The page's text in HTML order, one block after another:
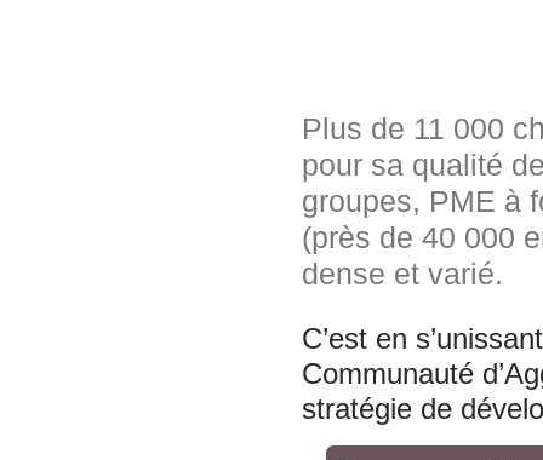
Plus de 11 000
pour sa qualité
groupes, PME à
(près de 40 000
dense et varié.
C’est en
Communauté
stratégie de